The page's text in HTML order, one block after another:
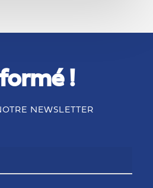
!
NEWSLETTER